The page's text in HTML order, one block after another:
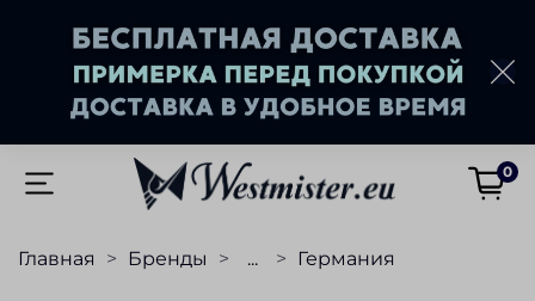
0
Главная Бренды ... Германия